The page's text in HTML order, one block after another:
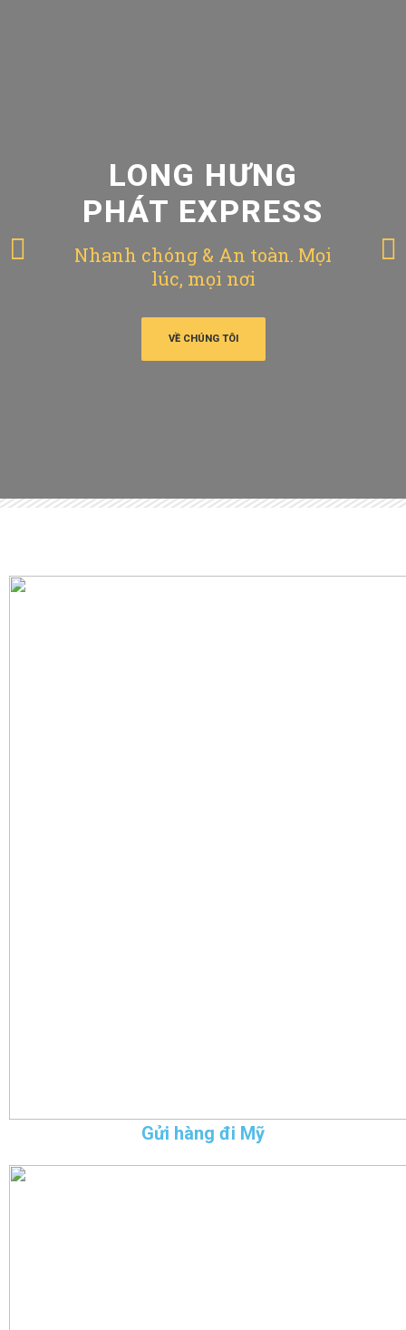
LONG HƯNG
PHÁT EXPRESS
Nhanh chóng & An toàn. Mọi
lúc, mọi nơi
VỀ CHÚNG TÔI
Gửi hàng đi Mỹ